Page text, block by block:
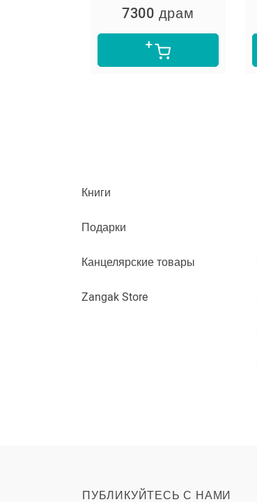
7300 драм
Книги
Подарки
Канцелярские товары
Zangak Store
ПУБЛИКУЙТЕСЬ С НАМИ